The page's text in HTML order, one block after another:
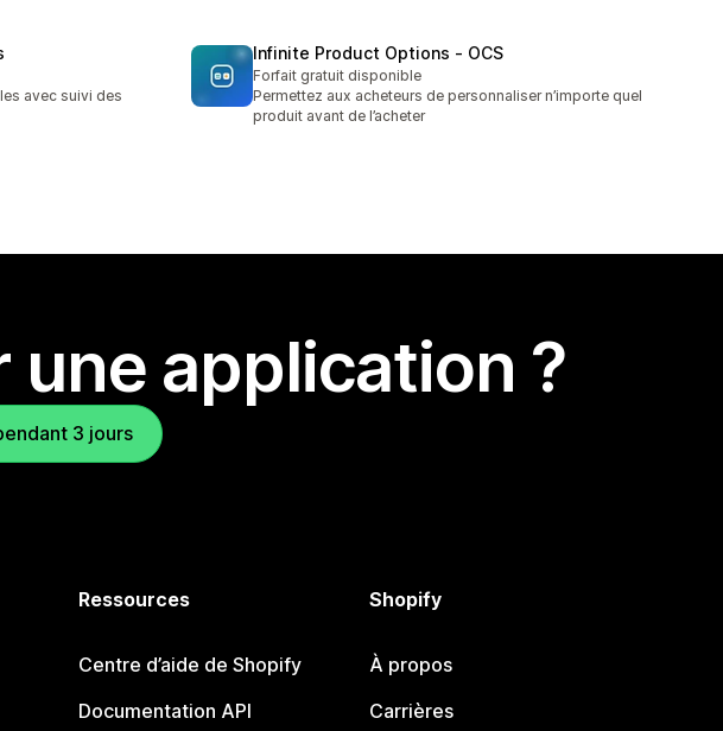
avec suivi des
Infinite Product Options ‑ OCS
Forfait gratuit disponible
Permettez aux acheteurs de personnaliser n’importe quel
produit avant de l’acheter
application ?
3 jours
Ressources
Centre d’aide de Shopify
Documentation API
Shopify
À propos
Carrières